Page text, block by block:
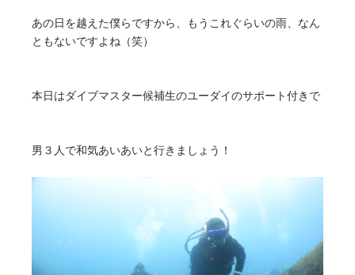
あの日を越えた僕らですから、もうこれぐらいの雨、なん
ともないですよね（笑）
本日はダイブマスター候補生のユーダイのサポート付きで
男３人で和気あいあいと行きましょう！